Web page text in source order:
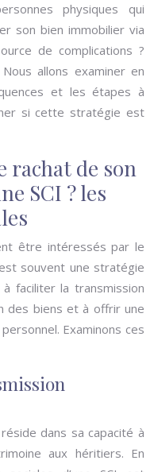
physiques qui
son bien immobilier via
de complications ?
allons examiner en
et les étapes à
si cette stratégie est
rachat de son
SCI ? les
être intéressés par le
souvent une stratégie
faciliter la transmission
des biens et à offrir une
Examinons ces
dans sa capacité à
aux héritiers. En